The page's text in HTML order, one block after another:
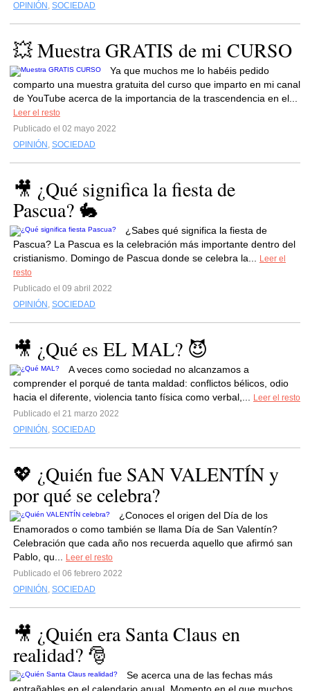
OPINIÓN , SOCIEDAD
💥 Muestra GRATIS de mi CURSO
Ya que muchos me lo habéis pedido
comparto una muestra gratuita del curso que imparto en mi canal
de YouTube acerca de la importancia de la trascendencia en el...
Leer el resto
Publicado el 02 mayo 2022
OPINIÓN , SOCIEDAD
🎥 ¿Qué significa la fiesta de
Pascua? 🐇
¿Sabes qué significa la fiesta de
Pascua? La Pascua es la celebración más importante dentro del
cristianismo. Domingo de Pascua donde se celebra la...
Leer el
resto
Publicado el 09 abril 2022
OPINIÓN , SOCIEDAD
🎥 ¿Qué es EL MAL? 😈
A veces como sociedad no alcanzamos a
comprender el porqué de tanta maldad: conflictos bélicos, odio
hacia el diferente, violencia tanto física como verbal,...
Leer el resto
Publicado el 21 marzo 2022
OPINIÓN , SOCIEDAD
💖 ¿Quién fue SAN VALENTÍN y
por qué se celebra?
¿Conoces el origen del Día de los
Enamorados o como también se llama Día de San Valentín?
Celebración que cada año nos recuerda aquello que afirmó san
Pablo, qu...
Leer el resto
Publicado el 06 febrero 2022
OPINIÓN , SOCIEDAD
🎥 ¿Quién era Santa Claus en
realidad? 🎅
Se acerca una de las fechas más